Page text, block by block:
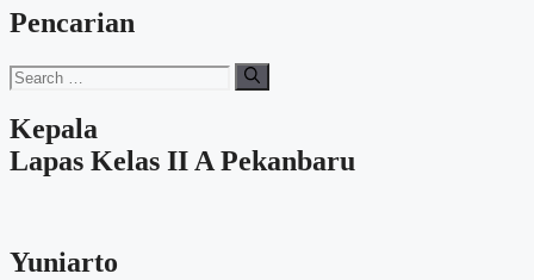
Pencarian
Search
for:
Kepala
Lapas Kelas II A Pekanbaru
Yuniarto